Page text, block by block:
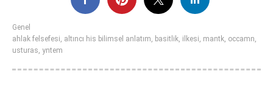
Genel
ahlak felsefesi, altıncı his bilimsel anlatım, basitlik, ilkesi, mantk, occamn,
usturas, yntem